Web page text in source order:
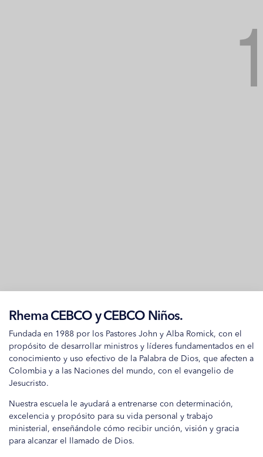
Rhema CEBCO y CEBCO Niños.
Fundada en 1988 por los Pastores John y Alba Romick, con el
propósito de desarrollar ministros y líderes fundamentados en el
conocimiento y uso efectivo de la Palabra de Dios, que afecten a
Colombia y a las Naciones del mundo, con el evangelio de
Jesucristo.
Nuestra escuela le ayudará a entrenarse con determinación,
excelencia y propósito para su vida personal y trabajo
ministerial, enseñándole cómo recibir unción, visión y gracia
para alcanzar el llamado de Dios.